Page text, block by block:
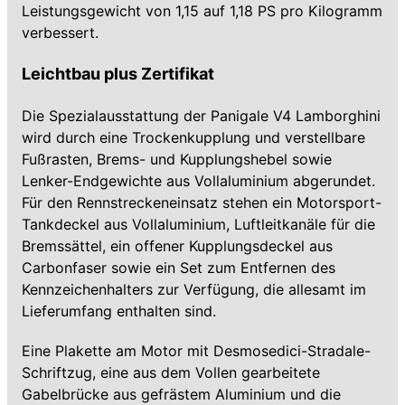
Leistungsgewicht von 1,15 auf 1,18 PS pro Kilogramm
verbessert.
Leichtbau plus Zertifikat
Die Spezialausstattung der Panigale V4 Lamborghini
wird durch eine Trockenkupplung und verstellbare
Fußrasten, Brems- und Kupplungshebel sowie
Lenker-Endgewichte aus Vollaluminium abgerundet.
Für den Rennstreckeneinsatz stehen ein Motorsport-
Tankdeckel aus Vollaluminium, Luftleitkanäle für die
Bremssättel, ein offener Kupplungsdeckel aus
Carbonfaser sowie ein Set zum Entfernen des
Kennzeichenhalters zur Verfügung, die allesamt im
Lieferumfang enthalten sind.
Eine Plakette am Motor mit Desmosedici-Stradale-
Schriftzug, eine aus dem Vollen gearbeitete
Gabelbrücke aus gefrästem Aluminium und die